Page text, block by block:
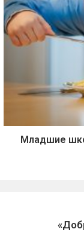
Младшие